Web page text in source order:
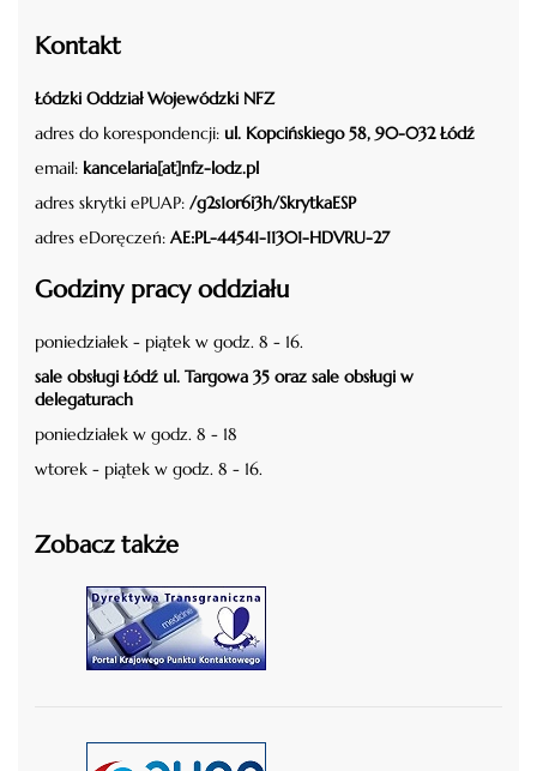
Kontakt
Łódzki Oddział Wojewódzki NFZ
adres do korespondencji: ul. Kopcińskiego 58, 90-032 Łódź
email: kancelaria[at]nfz-lodz.pl
adres skrytki ePUAP: /g2s1or6i3h/SkrytkaESP
adres eDoręczeń: AE:PL-44541-11301-HDVRU-27
Godziny pracy oddziału
poniedziałek - piątek w godz. 8 - 16.
sale obsługi Łódź ul. Targowa 35 oraz sale obsługi w
delegaturach
poniedziałek w godz. 8 - 18
wtorek - piątek w godz. 8 - 16.
Zobacz także
czytaj więcej